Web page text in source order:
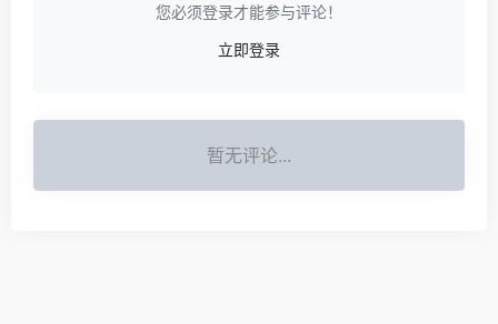
您必须登录才能参与评论！
立即登录
暂无评论...